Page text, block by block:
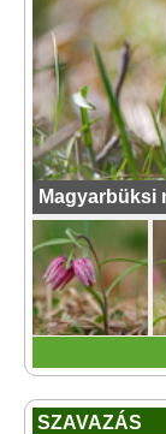
Magyarbüksi
SZAVAZÁS